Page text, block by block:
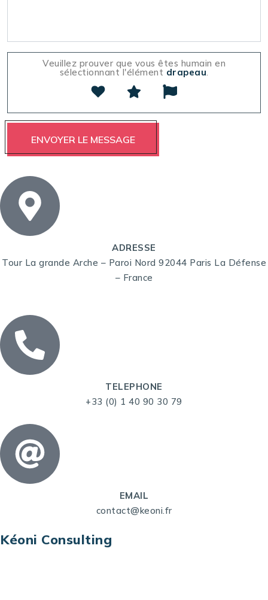
Veuillez prouver que vous êtes humain en
sélectionnant l'élément drapeau.
ADRESSE
Tour La grande Arche – Paroi Nord 92044 Paris La Défense
– France
TELEPHONE
+33 (0) 1 40 90 30 79
EMAIL
contact@keoni.fr
Kéoni Consulting